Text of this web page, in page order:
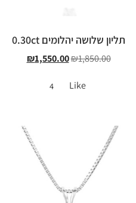
תליון שלושה יהלומים 0.30ct
₪1,850.00
₪1,550.00
Like
4